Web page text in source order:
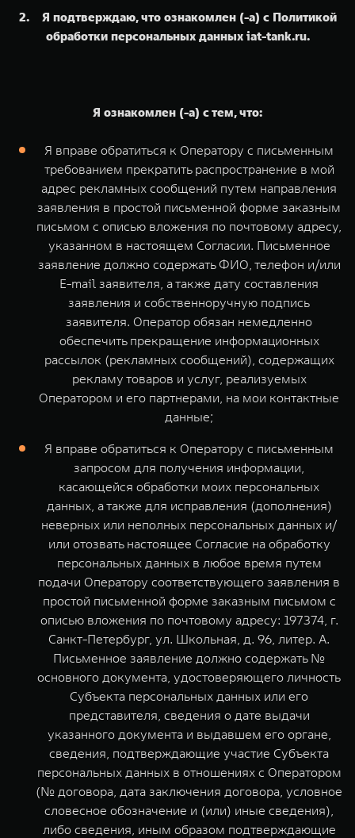
2. Я подтверждаю, что ознакомлен (-а) с Политикой
обработки персональных данных iat-tank.ru.
Я ознакомлен (-а) с тем, что:
Я вправе обратиться к Оператору с письменным
требованием прекратить распространение в мой
адрес рекламных сообщений путем направления
заявления в простой письменной форме заказным
письмом с описью вложения по почтовому адресу,
указанном в настоящем Согласии. Письменное
заявление должно содержать ФИО, телефон и/или
E-mail заявителя, а также дату составления
заявления и собственноручную подпись
заявителя. Оператор обязан немедленно
обеспечить прекращение информационных
рассылок (рекламных сообщений), содержащих
рекламу товаров и услуг, реализуемых
Оператором и его партнерами, на мои контактные
данные;
Я вправе обратиться к Оператору с письменным
запросом для получения информации,
касающейся обработки моих персональных
данных, а также для исправления (дополнения)
неверных или неполных персональных данных и/
или отозвать настоящее Согласие на обработку
персональных данных в любое время путем
подачи Оператору соответствующего заявления в
простой письменной форме заказным письмом с
описью вложения по почтовому адресу: 197374, г.
Санкт-Петербург, ул. Школьная, д. 96, литер. А.
Письменное заявление должно содержать №
основного документа, удостоверяющего личность
Субъекта персональных данных или его
представителя, сведения о дате выдачи
указанного документа и выдавшем его органе,
сведения, подтверждающие участие Субъекта
персональных данных в отношениях с Оператором
(№ договора, дата заключения договора, условное
словесное обозначение и (или) иные сведения),
либо сведения, иным образом подтверждающие